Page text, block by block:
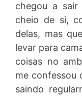
chegou a sair
cheio de si,
delas, mas
levar para
coisas no
me confessou
saindo